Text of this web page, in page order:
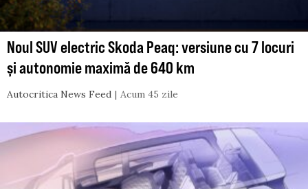
Noul SUV electric Skoda Peaq: versiune cu 7 locuri
și autonomie maximă de 640 km
Autocritica News Feed Acum 45 zile